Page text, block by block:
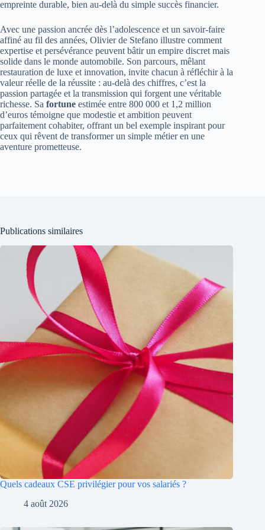
empreinte durable, bien au-delà du simple succès financier.
Avec une passion ancrée dès l’adolescence et un savoir-faire
affiné au fil des années, Olivier de Stefano illustre comment
expertise et persévérance peuvent bâtir un empire discret mais
solide dans le monde automobile. Son parcours, mêlant
restauration de luxe et innovation, invite chacun à réfléchir à la
valeur réelle de la réussite : au-delà des chiffres, c’est la
passion partagée et la transmission qui forgent une véritable
richesse. Sa fortune estimée entre 800 000 et 1,2 million
d’euros témoigne que modestie et ambition peuvent
parfaitement cohabiter, offrant un bel exemple inspirant pour
ceux qui rêvent de transformer un simple métier en une
aventure prometteuse.
Publications similaires
Quels cadeaux CSE privilégier pour vos salariés ?
4 août 2026